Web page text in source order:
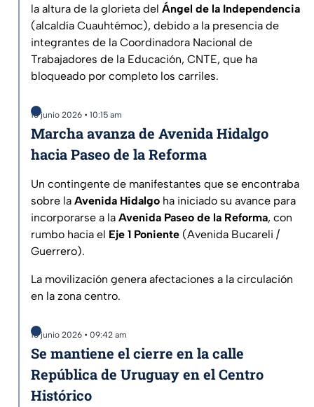
la altura de la glorieta del Ángel de la Independencia
(alcaldía Cuauhtémoc), debido a la presencia de
integrantes de la Coordinadora Nacional de
Trabajadores de la Educación, CNTE, que ha
bloqueado por completo los carriles.
16 junio 2026 • 10:15 am
Marcha avanza de Avenida Hidalgo
hacia Paseo de la Reforma
Un contingente de manifestantes que se encontraba
sobre la Avenida Hidalgo ha iniciado su avance para
incorporarse a la Avenida Paseo de la Reforma, con
rumbo hacia el Eje 1 Poniente (Avenida Bucareli /
Guerrero).
La movilización genera afectaciones a la circulación
en la zona centro.
16 junio 2026 • 09:42 am
Se mantiene el cierre en la calle
República de Uruguay en el Centro
Histórico